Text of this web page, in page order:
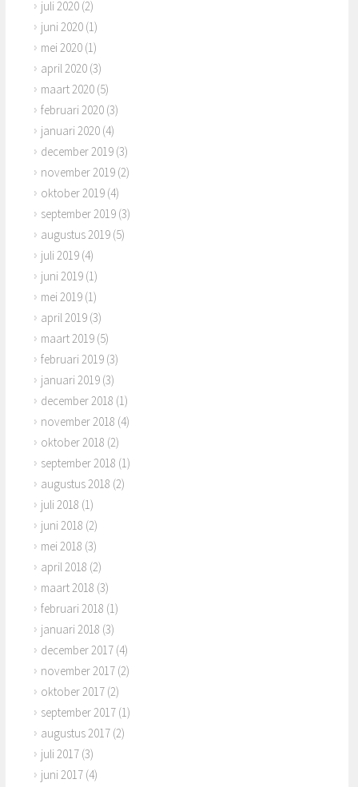
juli 2020 (2)
juni 2020 (1)
mei 2020 (1)
april 2020 (3)
maart 2020 (5)
februari 2020 (3)
januari 2020 (4)
december 2019 (3)
november 2019 (2)
oktober 2019 (4)
september 2019 (3)
augustus 2019 (5)
juli 2019 (4)
juni 2019 (1)
mei 2019 (1)
april 2019 (3)
maart 2019 (5)
februari 2019 (3)
januari 2019 (3)
december 2018 (1)
november 2018 (4)
oktober 2018 (2)
september 2018 (1)
augustus 2018 (2)
juli 2018 (1)
juni 2018 (2)
mei 2018 (3)
april 2018 (2)
maart 2018 (3)
februari 2018 (1)
januari 2018 (3)
december 2017 (4)
november 2017 (2)
oktober 2017 (2)
september 2017 (1)
augustus 2017 (2)
juli 2017 (3)
juni 2017 (4)